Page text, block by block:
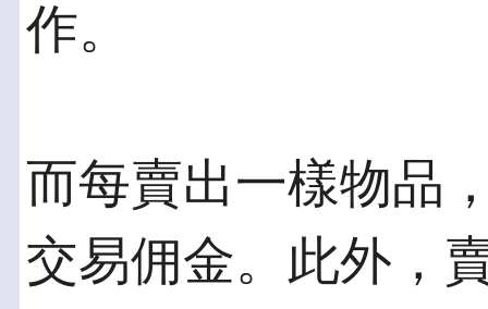
作。
而每賣出一樣物品
交易佣金。此外，